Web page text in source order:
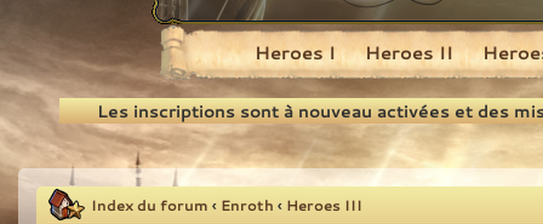
Recherche
Heroes I Heroes II
Les inscriptions sont à nouveau activées et des
Index du forum ‹ Enroth ‹ Heroes III